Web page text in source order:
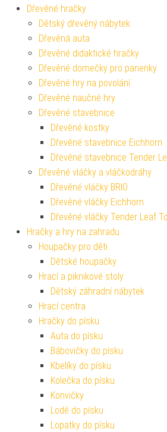
Dřevěné hračky
Dětský dřevěný nábytek
Dřevěná auta
Dřevěné didaktické hračky
Dřevěné domečky pro panenky
Dřevěné hry na povolání
Dřevěné naučné hry
Dřevěné stavebnice
Dřevěné kostky
Dřevěné stavebnice Eichhorn
Dřevěné stavebnice Tender
Dřevěné vláčky a vláčkodráhy
Dřevěné vláčky BRIO
Dřevěné vláčky Eichhorn
Dřevěné vláčky Tender Leaf
Hračky a hry na zahradu
Houpačky pro děti
Dětské houpačky
Hrací a piknikové stoly
Dětský záhradní nábytek
Hrací centra
Hračky do písku
Auta do písku
Bábovičky do písku
Kbelíky do písku
Kolečka do písku
Konvičky
Lodě do písku
Lopatky do písku